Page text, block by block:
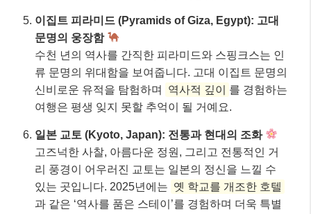
이집트 피라미드 (Pyramids of Giza, Egypt): 고대
문명의 웅장함
수천 년의 역사를 간직한 피라미드와 스핑크스는 인
류 문명의 위대함을 보여줍니다. 고대 이집트 문명의
신비로운 유적을 탐험하며
역사적 깊이
를 경험하는
여행은 평생 잊지 못할 추억이 될 거예요.
일본 교토 (Kyoto, Japan): 전통과 현대의 조화
고즈넉한 사찰, 아름다운 정원, 그리고 전통적인 거
리 풍경이 어우러진 교토는 일본의 정신을 느낄 수
있는 곳입니다. 2025년에는 옛 학교를 개조한 호텔
과 같은 ‘역사를 품은 스테이’를 경험하며 더욱 특별